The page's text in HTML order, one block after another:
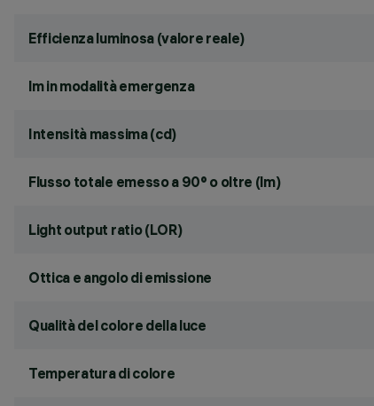
Efficienza luminosa (valore reale)
lm in modalità emergenza
Intensità massima (cd)
Flusso totale emesso a 90° o oltre (lm)
Light output ratio (LOR)
Ottica e angolo di emissione
Qualità del colore della luce
Temperatura di colore